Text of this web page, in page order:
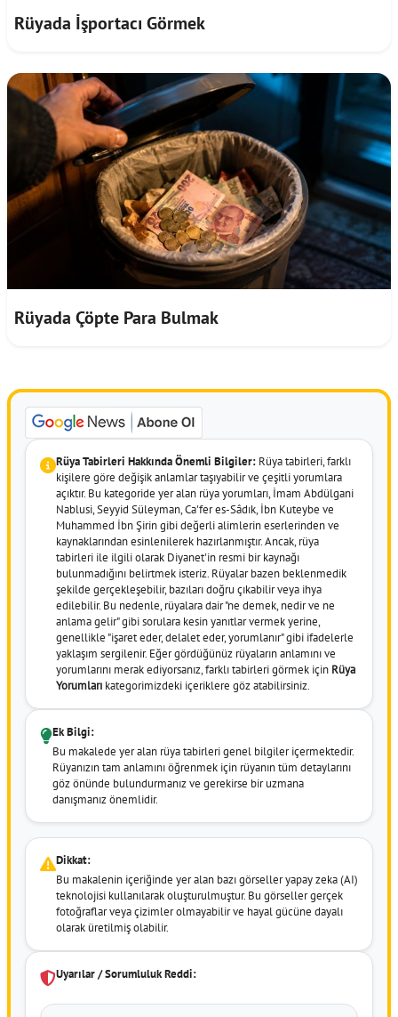
Rüyada İşportacı Görmek
Rüyada Çöpte Para Bulmak
Rüya Tabirleri Hakkında Önemli Bilgiler: Rüya tabirleri, farklı
kişilere göre değişik anlamlar taşıyabilir ve çeşitli yorumlara
açıktır. Bu kategoride yer alan rüya yorumları, İmam Abdülgani
Nablusi, Seyyid Süleyman, Ca'fer es-Sâdık, İbn Kuteybe ve
Muhammed İbn Şirin gibi değerli alimlerin eserlerinden ve
kaynaklarından esinlenilerek hazırlanmıştır. Ancak, rüya
tabirleri ile ilgili olarak Diyanet'in resmi bir kaynağı
bulunmadığını belirtmek isteriz. Rüyalar bazen beklenmedik
şekilde gerçekleşebilir, bazıları doğru çıkabilir veya ihya
edilebilir. Bu nedenle, rüyalara dair "ne demek, nedir ve ne
anlama gelir" gibi sorulara kesin yanıtlar vermek yerine,
genellikle "işaret eder, delalet eder, yorumlanır" gibi ifadelerle
yaklaşım sergilenir. Eğer gördüğünüz rüyaların anlamını ve
yorumlarını merak ediyorsanız, farklı tabirleri görmek için Rüya
Yorumları kategorimizdeki içeriklere göz atabilirsiniz.
Ek Bilgi:
Bu makalede yer alan rüya tabirleri genel bilgiler içermektedir.
Rüyanızın tam anlamını öğrenmek için rüyanın tüm detaylarını
göz önünde bulundurmanız ve gerekirse bir uzmana
danışmanız önemlidir.
Dikkat:
Bu makalenin içeriğinde yer alan bazı görseller yapay zeka (AI)
teknolojisi kullanılarak oluşturulmuştur. Bu görseller gerçek
fotoğraflar veya çizimler olmayabilir ve hayal gücüne dayalı
olarak üretilmiş olabilir.
Uyarılar / Sorumluluk Reddi: